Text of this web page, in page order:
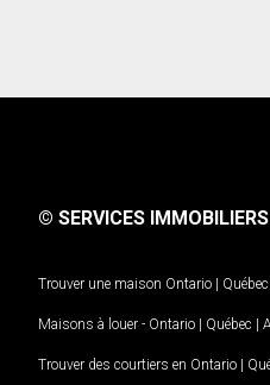
© SERVICES
Trouver une maison Ontario | Québec
Maisons à louer - Ontario | Québec |
Trouver des courtiers en Ontario |